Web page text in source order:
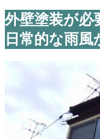
外壁塗装が必
日常的な雨